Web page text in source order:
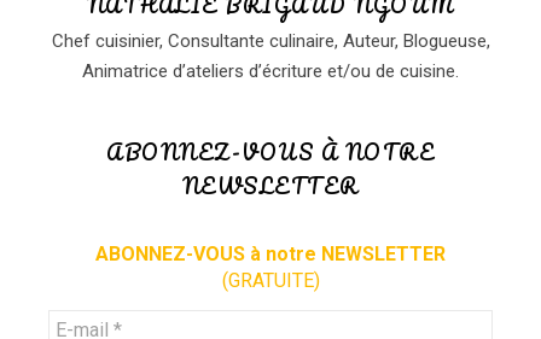
Chef cuisinier, Consultante culinaire, Auteur, Blogueuse,
Animatrice d’ateliers d’écriture et/ou de cuisine.
ABONNEZ-VOUS À NOTRE
NEWSLETTER
ABONNEZ-VOUS à notre NEWSLETTER
(GRATUITE)